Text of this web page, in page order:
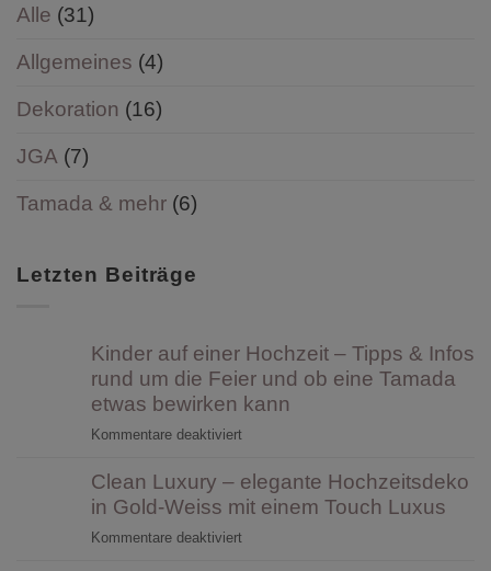
Alle (31)
Allgemeines (4)
Dekoration (16)
JGA (7)
Tamada & mehr (6)
Letzten Beiträge
Kinder auf einer Hochzeit – Tipps & Infos
rund um die Feier und ob eine Tamada
etwas bewirken kann
Kommentare deaktiviertfür
auf
einer
–
Clean Luxury – elegante Hochzeitsdeko
in Gold-Weiss mit einem Touch Luxus
Kommentare deaktiviertfür